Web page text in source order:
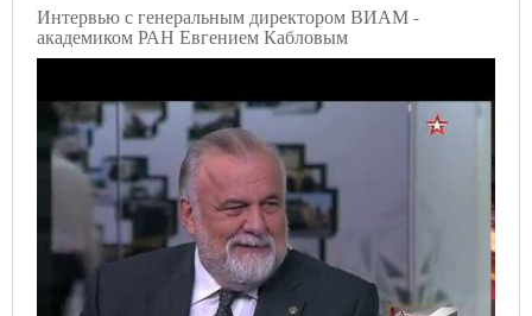
Интервью с генеральным директором ВИАМ -
академиком РАН Евгением Кабловым